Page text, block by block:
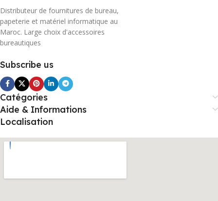
Distributeur de fournitures de bureau,
papeterie et matériel informatique au
Maroc. Large choix d'accessoires
bureautiques
Subscribe us
Catégories
Aide & Informations
Localisation